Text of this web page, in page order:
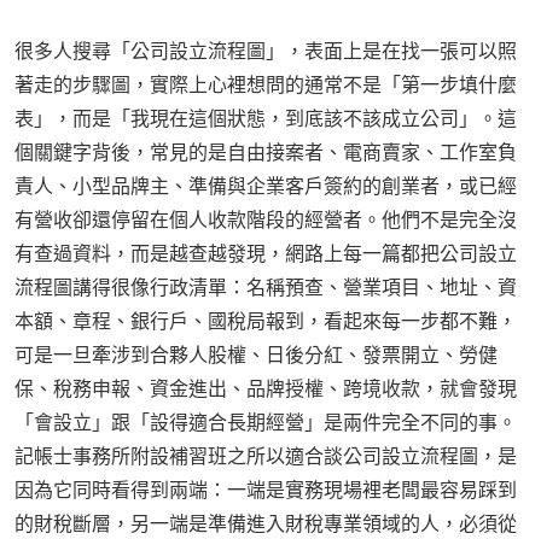
很多人搜尋「公司設立流程圖」，表面上是在找一張可以照
著走的步驟圖，實際上心裡想問的通常不是「第一步填什麼
表」，而是「我現在這個狀態，到底該不該成立公司」。這
個關鍵字背後，常見的是自由接案者、電商賣家、工作室負
責人、小型品牌主、準備與企業客戶簽約的創業者，或已經
有營收卻還停留在個人收款階段的經營者。他們不是完全沒
有查過資料，而是越查越發現，網路上每一篇都把公司設立
流程圖講得很像行政清單：名稱預查、營業項目、地址、資
本額、章程、銀行戶、國稅局報到，看起來每一步都不難，
可是一旦牽涉到合夥人股權、日後分紅、發票開立、勞健
保、稅務申報、資金進出、品牌授權、跨境收款，就會發現
「會設立」跟「設得適合長期經營」是兩件完全不同的事。
記帳士事務所附設補習班之所以適合談公司設立流程圖，是
因為它同時看得到兩端：一端是實務現場裡老闆最容易踩到
的財稅斷層，另一端是準備進入財稅專業領域的人，必須從